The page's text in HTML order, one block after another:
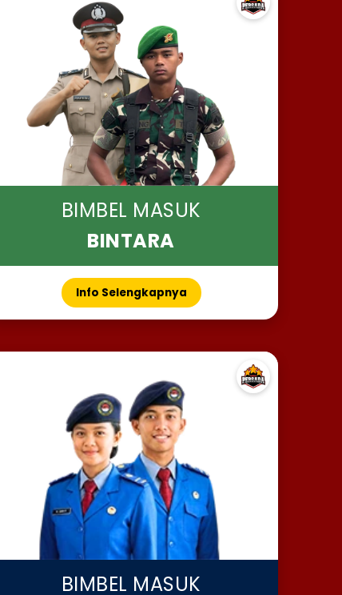
BIMBEL MASUK
BINTARA
Info Selengkapnya
BIMBEL MASUK